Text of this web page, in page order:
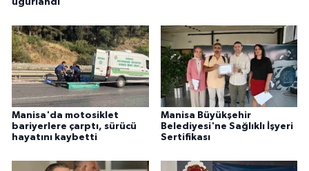
uğurlandı
Manisa'da motosiklet
bariyerlere çarptı, sürücü
hayatını kaybetti
Manisa Büyükşehir
Belediyesi'ne Sağlıklı İşyeri
Sertifikası